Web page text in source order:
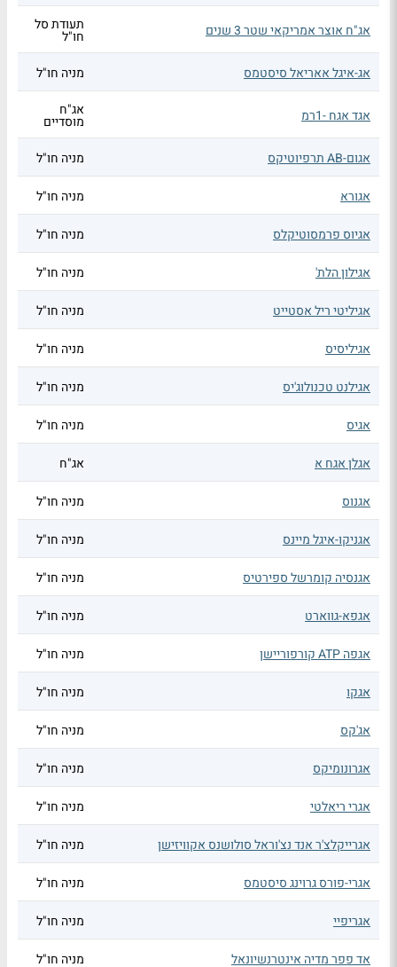
אג"ח אוצר אמריקאי שטר 3 שנים תעודת סל
חו"ל
אג-איגל אאריאל סיסטמס
מניה חו"ל
אגד אגח -1רמ אג"ח
מוסדיים
אגום-AB תרפיוטיקס
מניה חו"ל
אגורא מניה חו"ל
אגיוס פרמסוטיקלס מניה חו"ל
אגילון הלת' מניה חו"ל
אגיליטי ריל אסטייט מניה חו"ל
אגיליסיס מניה חו"ל
אגילנט טכנולוג'יס מניה חו"ל
אגיס מניה חו"ל
אגלן אגח א אג"ח
אגנוס מניה חו"ל
אגניקו-איגל מיינס מניה חו"ל
אגנסיה קומרשל ספירטיס מניה חו"ל
אגפא-גווארט מניה חו"ל
אגפה ATP קורפוריישן מניה חו"ל
אגקו מניה חו"ל
אג'קס מניה חו"ל
אגרונומיקס מניה חו"ל
אגרי ריאלטי מניה חו"ל
אגרייקלצ'ר אנד נצ'וראל סולושנס אקוויזישן מניה חו"ל
אגרי-פורס גרוינג סיסטמס מניה חו"ל
אגריפיי מניה חו"ל
אד פפר מדיה אינטרנשיונאל מניה חו"ל